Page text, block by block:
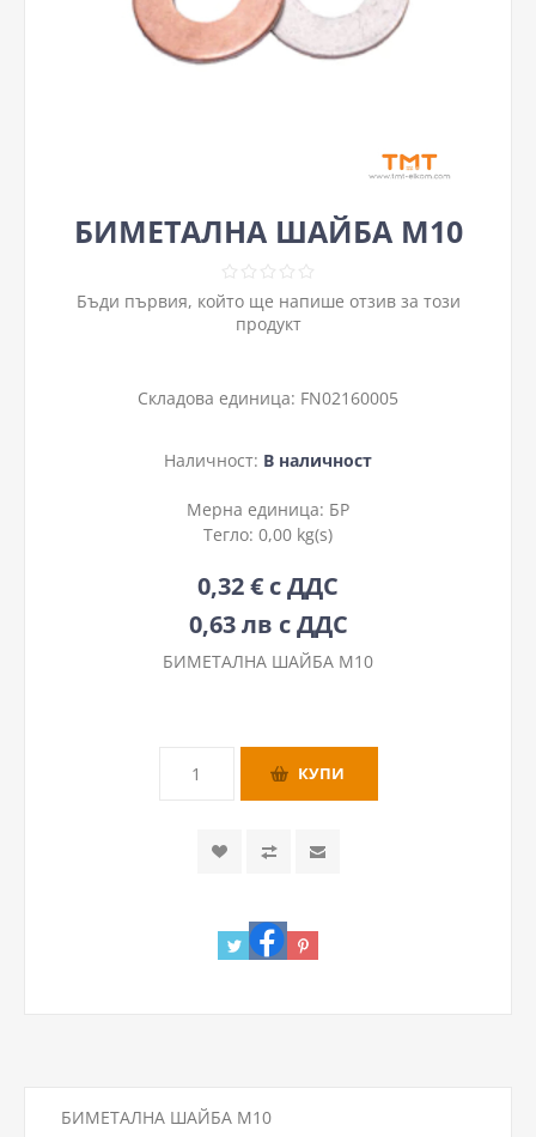
БИМЕТАЛНА ШАЙБА М10
Бъди първия, който ще напише отзив за този
продукт
Складова единица: FN02160005
Наличност: В наличност
Мерна единица: БР
Тегло: 0,00 kg(s)
0,32 € с ДДС
0,63 лв с ДДС
БИМЕТАЛНА ШАЙБА М10
БИМЕТАЛНА ШАЙБА М10